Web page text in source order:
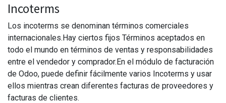
Incoterms
Los incoterms se denominan términos comerciales
internacionales.Hay ciertos fijos Términos aceptados en
todo el mundo en términos de ventas y responsabilidades
entre el vendedor y comprador.En el módulo de facturación
de Odoo, puede definir fácilmente varios Incoterms y usar
ellos mientras crean diferentes facturas de proveedores y
facturas de clientes.